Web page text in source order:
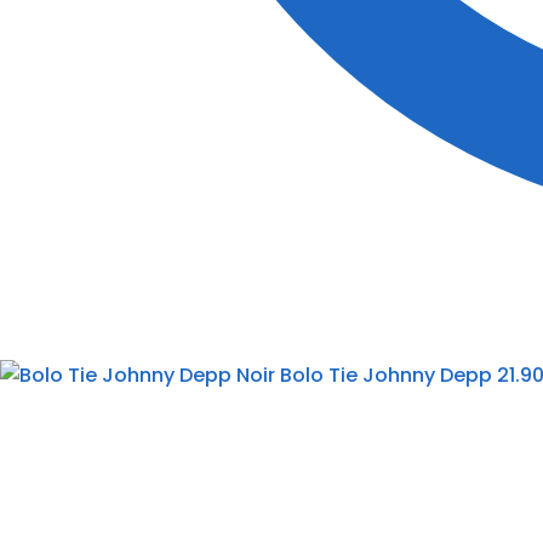
Bolo Tie Johnny Depp 21.90